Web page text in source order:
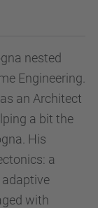
nested
Engineering.
an Architect
a bit the
His
a
with